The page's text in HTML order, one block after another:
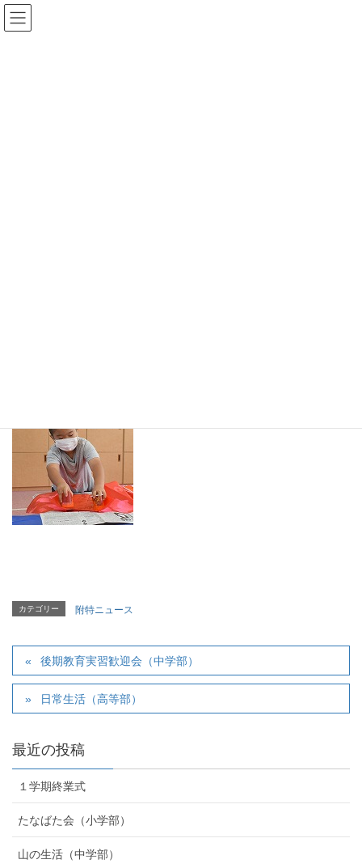
カテゴリー 附特ニュース
後期教育実習歓迎会（中学部）
日常生活（高等部）
最近の投稿
１学期終業式
たなばた会（小学部）
山の生活（中学部）